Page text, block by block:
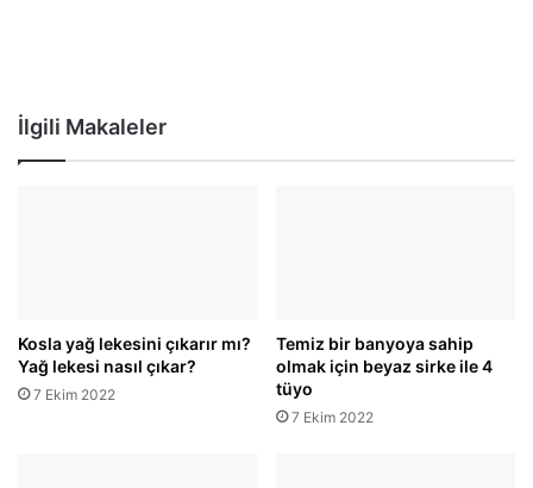
İlgili Makaleler
Kosla yağ lekesini çıkarır mı?
Yağ lekesi nasıl çıkar?
7 Ekim 2022
Temiz bir banyoya sahip
olmak için beyaz sirke ile 4
tüyo
7 Ekim 2022